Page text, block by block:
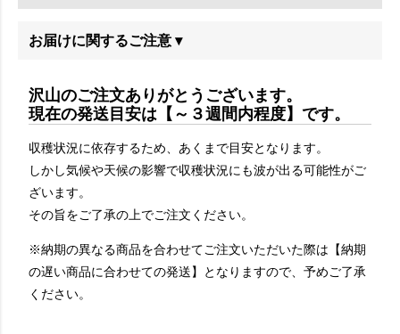
お届けに関するご注意 ▾
沢山のご注文ありがとうございます。
現在の発送目安は【～３週間内程度】です。
収穫状況に依存するため、あくまで目安となります。
しかし気候や天候の影響で収穫状況にも波が出る可能性がご
ざいます。
その旨をご了承の上でご注文ください。
※納期の異なる商品を合わせてご注文いただいた際は【納期
の遅い商品に合わせての発送】となりますので、予めご了承
ください。